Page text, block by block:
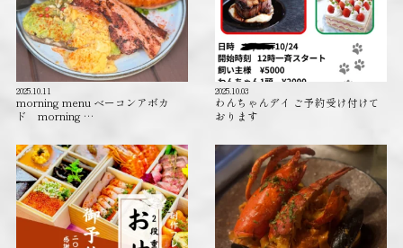
2025.10.11
morning menu ベーコンアボカ
ド morning …
2025.10.03
わんちゃんデイ ご予約受け付けて
おります️